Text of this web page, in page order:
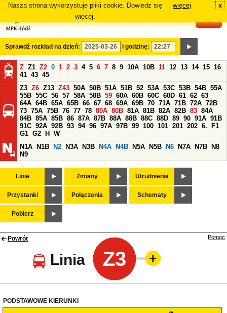
Nasza strona wykorzystuje pliki cookie. Dowiedz się
więcej.
więcej x
Sprawdź rozkład na dzień: i godzinę:
Z Z1 Z2 0 1 2 3 4 5 6 7 8 9 10A 10B 11 12 13 14 15 16
41 43 45
Z3 Z6 Z13 Z43 50A 50B 51A 51B 52 53A 53C 53B 54B 55A
55B 55C 56 57 58A 58B 59 60A 60B 60C 60D 61 62 63
64A 64B 65A 65B 66 67 68 69A 69B 70 71A 71B 72A 72B
73 75A 75B 76 77 78 80A 80B 81A 81B 82A 82B 83 84A
84B 85A 85B 86 87A 87B 88A 88B 88C 88D 89 90 91A 91B
91C 92A 92B 93 94 96 97A 97B 99 100 101 201 202 6.
F1
G1 G2 H
W
N1A
N1B N2 N3A N3B N4A N4B N5A N5B N6 N7A N7B
N8
N9
Linie Zmiany Utrudnienia
Przystanki Połączenia Schematy
Pobierz
Powrót
Linia Z3
Pomoc
PODSTAWOWE KIERUNKI